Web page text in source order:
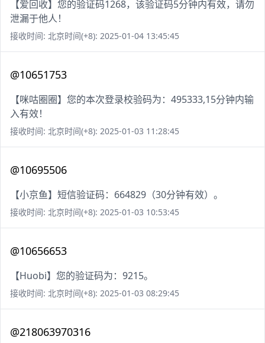
【爱回收】您的验证码1268，该验证码5分钟内有效，请勿
泄漏于他人！
接收时间: 北京时间(+8): 2025-01-04 13:45:45
@10651753
【咪咕圈圈】您的本次登录校验码为：495333,15分钟内输
入有效！
接收时间: 北京时间(+8): 2025-01-03 11:28:45
@10695506
【小京鱼】短信验证码：664829（30分钟有效）。
接收时间: 北京时间(+8): 2025-01-03 10:53:45
@10656653
【Huobi】您的验证码为：9215。
接收时间: 北京时间(+8): 2025-01-03 08:29:45
@218063970316